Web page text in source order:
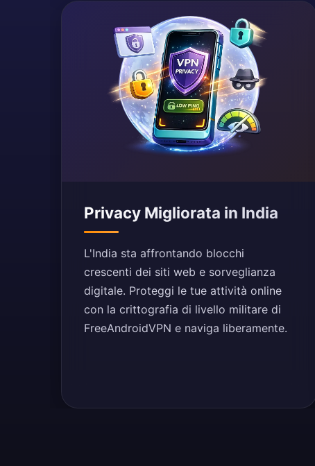
Privacy Migliorata in India
L'India sta affrontando blocchi
crescenti dei siti web e sorveglianza
digitale. Proteggi le tue attività online
con la crittografia di livello militare di
FreeAndroidVPN e naviga liberamente.